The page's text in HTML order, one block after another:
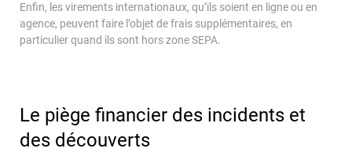
Enfin, les virements internationaux, qu’ils soient en ligne ou en
agence, peuvent faire l’objet de frais supplémentaires, en
particulier quand ils sont hors zone SEPA.
Le piège financier des incidents et
des découverts